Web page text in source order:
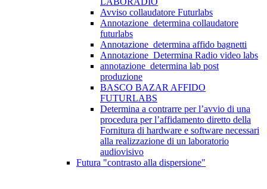
Avviso collaudatore Futurlabs
Annotazione_determina collaudatore
futurlabs
Annotazione_determina affido bagnetti
Annotazione_Determina Radio video labs
annotazione_determina lab post
produzione
BASCO BAZAR AFFIDO
FUTURLABS
Determina a contrarre per l’avvio di una
procedura per l’affidamento diretto della
Fornitura di hardware e software necessari
alla realizzazione di un laboratorio
audiovisivo
Futura "contrasto alla dispersione"